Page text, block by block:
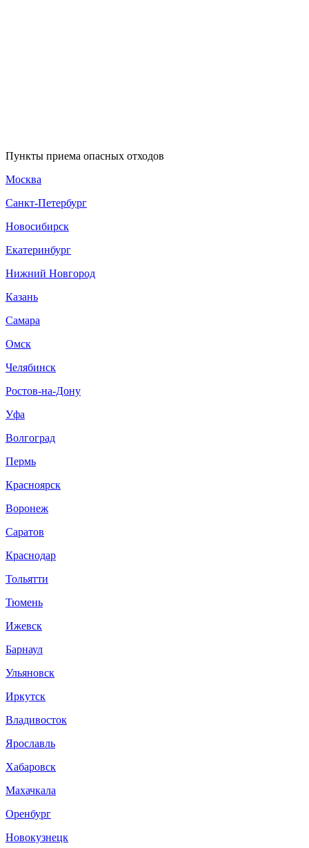
Пункты приема опасных отходов
Москва
Санкт-Петербург
Новосибирск
Екатеринбург
Нижний Новгород
Казань
Самара
Омск
Челябинск
Ростов-на-Дону
Уфа
Волгоград
Пермь
Красноярск
Воронеж
Саратов
Краснодар
Тольятти
Тюмень
Ижевск
Барнаул
Ульяновск
Иркутск
Владивосток
Ярославль
Хабаровск
Махачкала
Оренбург
Новокузнецк